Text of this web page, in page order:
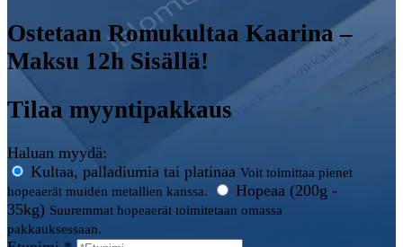
Ostetaan Romukultaa Kaarina –
Maksu 12h Sisällä!
Tilaa myyntipakkaus
Haluan myydä:
Kultaa, palladiumia tai platinaa Voit toimittaa pienet
hopeaerät muiden metallien kanssa.
Hopeaa (200g -
35kg) Suuremmat hopeaerät toimitetaan omassa
pakkauksessaan.